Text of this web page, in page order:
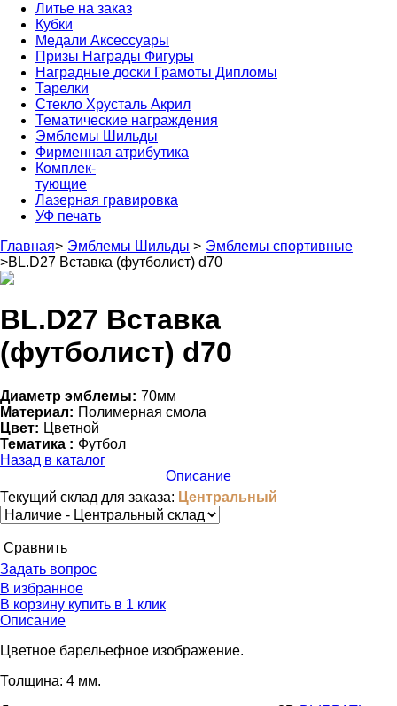
Литье на заказ
Кубки
Медали Аксессуары
Призы Награды Фигуры
Наградные доски Грамоты Дипломы
Тарелки
Стекло Хрусталь Акрил
Тематические награждения
Эмблемы Шильды
Фирменная атрибутика
Комплек-
тующие
Лазерная гравировка
УФ печать
Главная> Эмблемы Шильды > Эмблемы спортивные
>BL.D27 Вставка (футболист) d70
BL.D27 Вставка
(футболист) d70
Диаметр эмблемы: 70мм
Материал: Полимерная смола
Цвет: Цветной
Тематика : Футбол
Назад в каталог
Описание
Текущий склад для заказа: Центральный
Cравнить
Задать вопрос
В избранное
В корзину купить в 1 клик
Описание
Цветное барельефное изображение.
Толщина: 4 мм.